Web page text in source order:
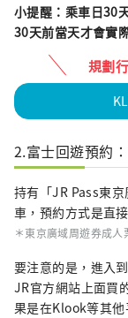
小提醒：乘車日30
30天前當天才會實
規劃
2.富士回遊預約
持有「JR Pass東
車，預約方式是直
＊東京廣域周遊券成
要注意的是，進入
JR官方網站上面買
果是在Klook等其